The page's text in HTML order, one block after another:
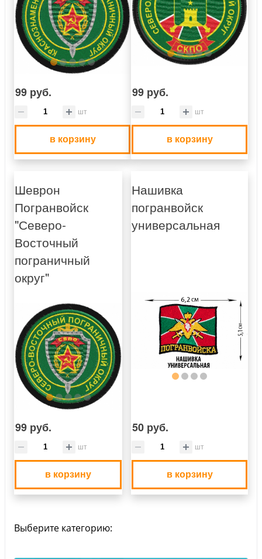
99 руб.
шт
в корзину
99 руб.
шт
в корзину
Шеврон
Погранвойск
"Северо-
Восточный
пограничный
округ"
99 руб.
шт
в корзину
Нашивка
погранвойск
универсальная
50 руб.
шт
в корзину
Выберите категорию: